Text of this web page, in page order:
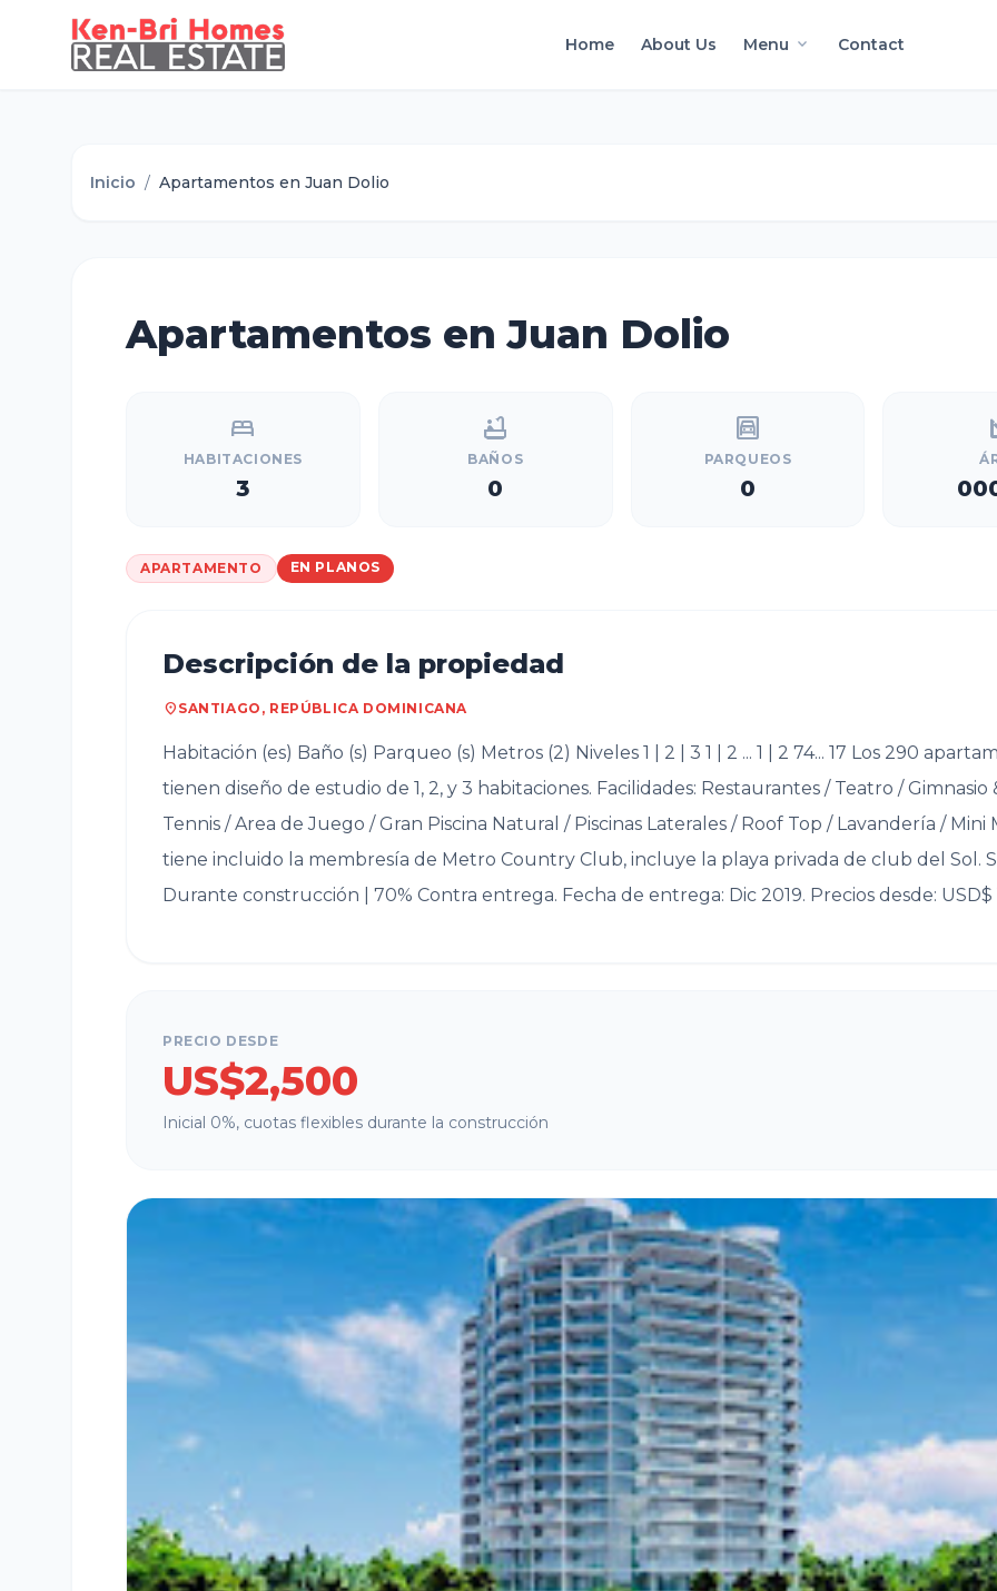
Home About Us Menu keyboard_arrow_down Contact
Inicio / Apartamentos en Juan Dolio
Apartamentos en Juan Dolio
bed
HABITACIONES
3
bathtub
BAÑOS
0
garage
PARQUEOS
0
APARTAMENTO EN PLANOS
Descripción de la propiedad
location_on SANTIAGO, REPÚBLICA DOMINICANA
Habitación (es) Baño (s) Parqueo (s) Metros (2) Niveles 1 | 2 | 3 1 | 2 ... 1 | 2 74... 17 Los 290
tienen diseño de estudio de 1, 2, y 3 habitaciones. Facilidades: Restaurantes / Teatro / Gimnasio
Tennis / Area de Juego / Gran Piscina Natural / Piscinas Laterales / Roof Top / Lavandería /
tiene incluido la membresía de Metro Country Club, incluye la playa privada de club del Sol.
Durante construcción | 70% Contra entrega. Fecha de entrega: Dic 2019. Precios desde:
PRECIO DESDE
US$2,500
Inicial 0%, cuotas flexibles durante la construcción